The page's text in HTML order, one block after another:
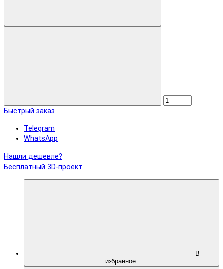
Быстрый заказ
Telegram
WhatsApp
Нашли дешевле?
Бесплатный 3D-проект
В
избранное